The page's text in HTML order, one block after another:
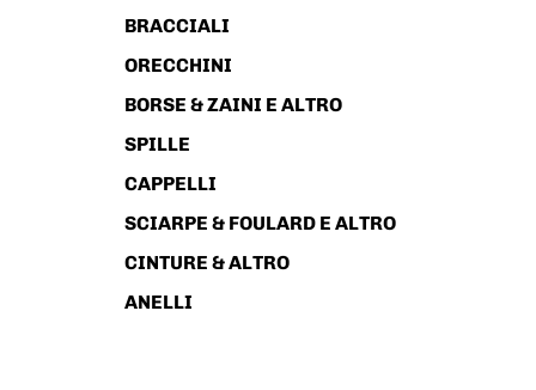
BRACCIALI
ORECCHINI
BORSE & ZAINI E ALTRO
SPILLE
CAPPELLI
SCIARPE & FOULARD E ALTRO
CINTURE & ALTRO
ANELLI